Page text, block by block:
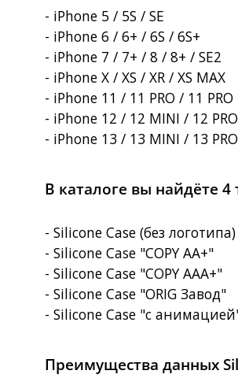
- iPhone 5 / 5S / SE
- iPhone 6 / 6+ / 6S / 6S+
- iPhone 7 / 7+ / 8 / 8+ / SE2
- iPhone X / XS / XR / XS MAX
- iPhone 11 / 11 PRO / 11 PRO
- iPhone 12 / 12 MINI / 12
- iPhone 13 / 13 MINI / 13
В каталоге вы найдёте 4
- Silicone Case (без
- Silicone Case "COPY AA+"
- Silicone Case "COPY AAA+"
- Silicone Case "ORIG Завод"
- Silicone Case "с
Преимущества данных